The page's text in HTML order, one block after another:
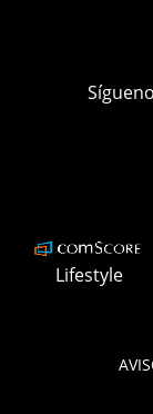
Lifestyle